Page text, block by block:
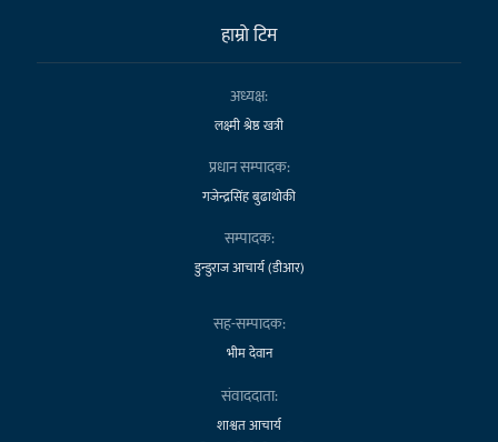
हाम्राे टिम
अध्यक्ष:
लक्ष्मी श्रेष्ठ खत्री
प्रधान सम्पादक:
गजेन्द्रसिंह बुढाथोकी
सम्पादक:
डुन्डुराज आचार्य (डीआर)
सह-सम्पादक:
भीम देवान
संवाददाता:
शाश्वत आचार्य